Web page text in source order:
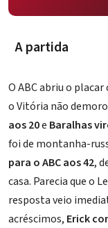
A partida
O ABC abriu o placar
o Vitória não
aos 20e Baralhas
foi de montanha-
para o ABC aos 42,
casa. Parecia que o
resposta veio
acréscimos, Erick